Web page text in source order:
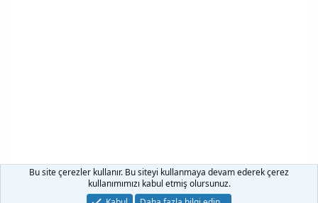
Kadınlar Kulübü Gebelik
Bu site çerezler kullanır. Bu siteyi kullanmaya devam ederek çerez
kullanımımızı kabul etmiş olursunuz.